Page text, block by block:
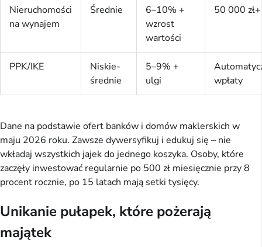
Nieruchomości
na wynajem
Średnie
6–10% +
wzrost
wartości
50 000 zł+
PPK/IKE
Niskie-
średnie
5–9% +
ulgi
wpłaty
Dane na podstawie ofert banków i domów maklerskich w
maju 2026 roku. Zawsze dywersyfikuj i edukuj się – nie
wkładaj wszystkich jajek do jednego koszyka. Osoby, które
zaczęły inwestować regularnie po 500 zł miesięcznie przy 8
procent rocznie, po 15 latach mają setki tysięcy.
Unikanie pułapek, które pożerają
majątek